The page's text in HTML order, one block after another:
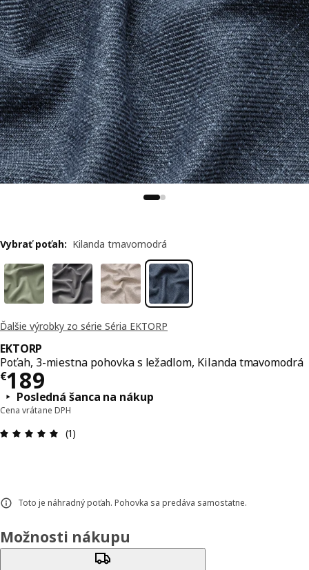
Ďalšie výrobky zo série Séria EKTORP
EKTORP
Poťah, 3-miestna pohovka s ležadlom, Kilanda tmavomodrá
€189
Cena € 189
Posledná šanca na nákup
Cena vrátane DPH
Hodnotenie: 5 z 5 hviezdičiek. Celkový počet
(1)
Toto je náhradný poťah. Pohovka sa predáva samostatne.
Vybrať poťah: Kilanda tmavomodrá
Možnosti nákupu